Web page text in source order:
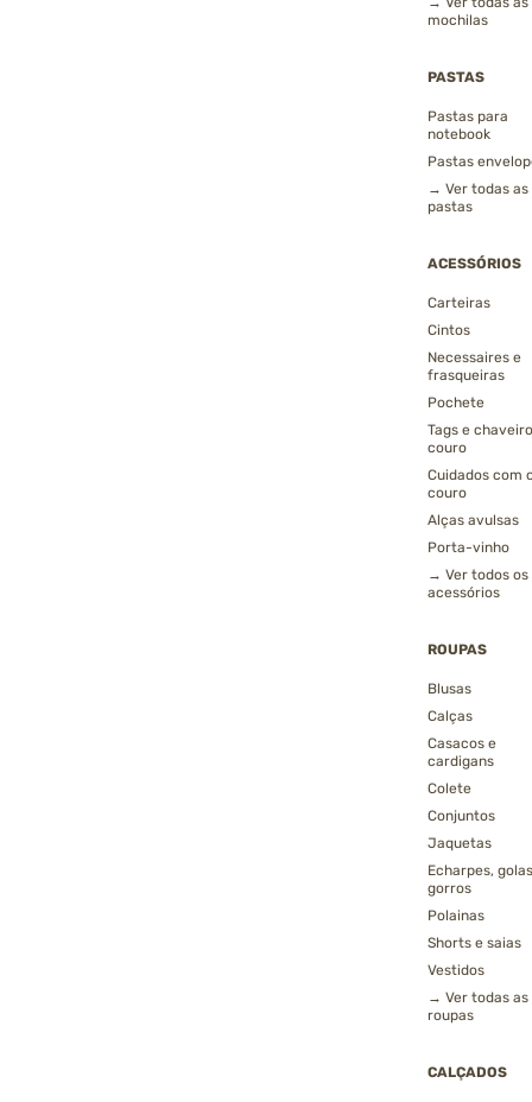
mochilas
PASTAS
Pastas para
notebook
Pastas
→ Ver todas as
pastas
ACESSÓRIOS
Carteiras
Cintos
Necessaires e
frasqueiras
Pochete
Tags e
couro
Cuidados com
couro
Alças avulsas
Porta-vinho
→ Ver todos os
acessórios
ROUPAS
Blusas
Calças
Casacos e
cardigans
Colete
Conjuntos
Jaquetas
Echarpes,
gorros
Polainas
Shorts e saias
Vestidos
→ Ver todas as
roupas
CALÇADOS